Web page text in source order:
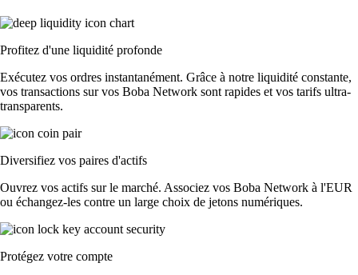
Profitez d'une liquidité profonde
Exécutez vos ordres instantanément. Grâce à notre liquidité constante,
vos transactions sur vos Boba Network sont rapides et vos tarifs ultra-
transparents.
Diversifiez vos paires d'actifs
Ouvrez vos actifs sur le marché. Associez vos Boba Network à l'EUR
ou échangez-les contre un large choix de jetons numériques.
Protégez votre compte